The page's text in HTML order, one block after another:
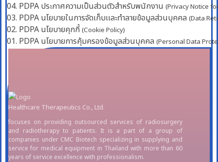
04. PDPA ประกาศความเป็นส่วนตัวสำหรับพนักงาน (Privacy Notice
03. PDPA นโยบายในการจัดเก็บเเละทำลายข้อมูลส่วนบุคคล (Data
02. PDPA นโยบายคุกกี้ (Cookie Policy)
01. PDPA นโยบายการคุ้มครองข้อมูลส่วนบุคคล (Personal Data
Healthcare Therapeutics Co., Ltd.
focuses on providing outsourced services of radiosurgery
and radiotherapy to patients. It is a part of a group of
companies under CMC Biotech specializing in supplying and
service for medical equipment in Thailand with more than 60
years of service excellence with professionalism.